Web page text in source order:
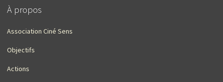
À propos
Association Ciné Sens
Objectifs
Actions